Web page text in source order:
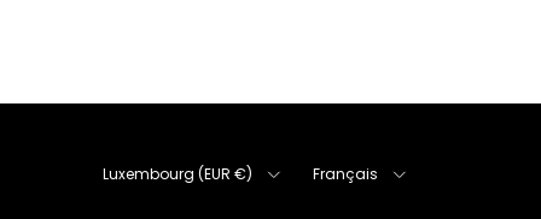
Luxembourg (EUR €) Français